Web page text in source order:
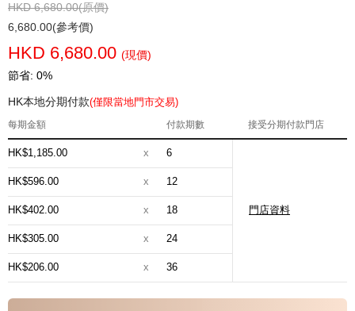
HKD 6,680.00(原價)
6,680.00(參考價)
HKD 6,680.00 (現價)
節省: 0%
HK本地分期付款(僅限當地門市交易)
每期金額 付款期數 接受分期付款門店
HK$1,185.00 x 6
門店資料
HK$596.00 x 12
HK$402.00 x 18
HK$305.00 x 24
HK$206.00 x 36